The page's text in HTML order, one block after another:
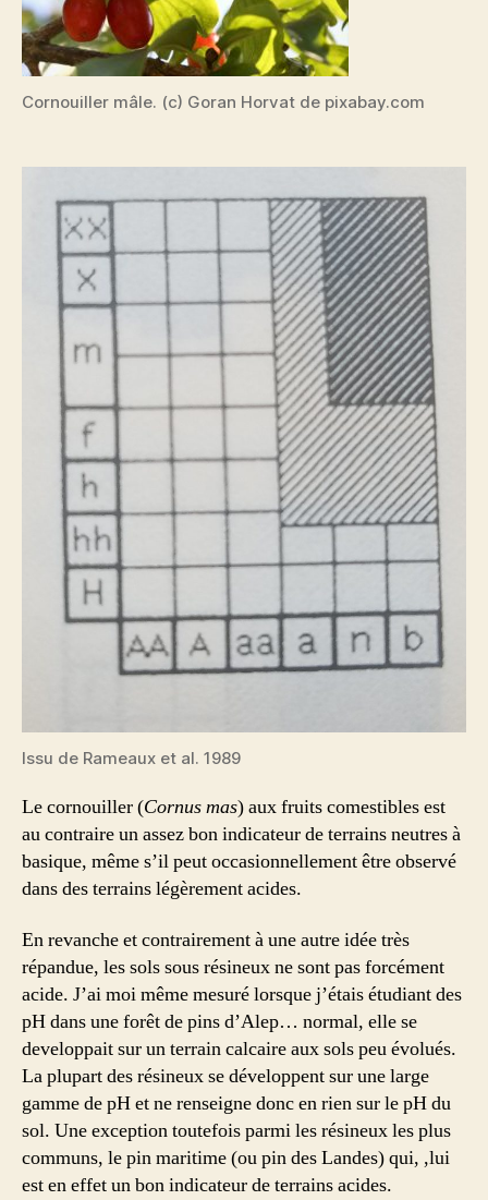
Cornouiller mâle. (c) Goran Horvat de pixabay.com
Issu de Rameaux et al. 1989
Le cornouiller (Cornus mas) aux fruits comestibles est
au contraire un assez bon indicateur de terrains neutres à
basique, même s’il peut occasionnellement être observé
dans des terrains légèrement acides.
En revanche et contrairement à une autre idée très
répandue, les sols sous résineux ne sont pas forcément
acide. J’ai moi même mesuré lorsque j’étais étudiant des
pH dans une forêt de pins d’Alep… normal, elle se
developpait sur un terrain calcaire aux sols peu évolués.
La plupart des résineux se développent sur une large
gamme de pH et ne renseigne donc en rien sur le pH du
sol. Une exception toutefois parmi les résineux les plus
communs, le pin maritime (ou pin des Landes) qui, ,lui
est en effet un bon indicateur de terrains acides.